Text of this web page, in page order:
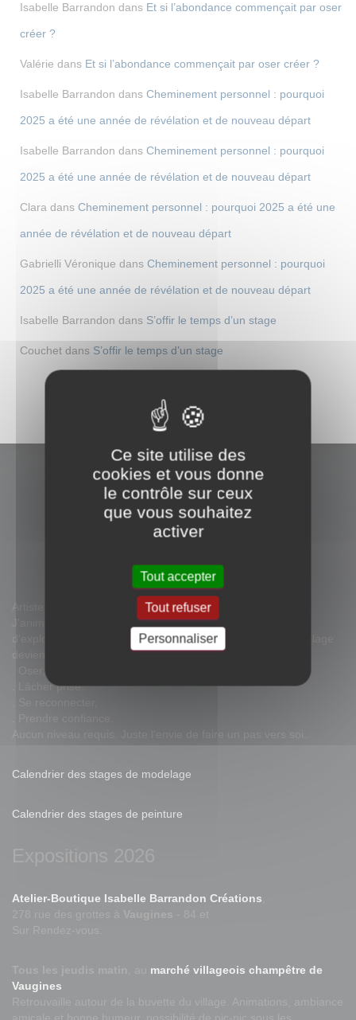
Isabelle Barrandon dans Et si l’abondance commençait par oser
créer ?
Valérie dans Et si l’abondance commençait par oser créer ?
Isabelle Barrandon dans Cheminement personnel : pourquoi
2025 a été une année de révélation et de nouveau départ
Isabelle Barrandon dans Cheminement personnel : pourquoi
2025 a été une année de révélation et de nouveau départ
Clara dans Cheminement personnel : pourquoi 2025 a été une
année de révélation et de nouveau départ
Gabrielli Véronique dans Cheminement personnel : pourquoi
2025 a été une année de révélation et de nouveau départ
Isabelle Barrandon dans S’offir le temps d’un stage
Couchet dans S’offir le temps d’un stage
Artiste peintre sculpteur dans le Luberon.
J'anime des stages toute l'année. Ce sont des espaces
d'exploration artistique et intérieure. La peinture ou le modelage
deviennent des outils pour :
. Lâcher prise,
Calendrier des stages de modelage
Calendrier des stages de peinture
Atelier-Boutique Isabelle Barrandon Créations
marché villageois champêtre de
Vaugines
Ce site utilise des
cookies et vous donne
le contrôle sur ceux
que vous souhaitez
activer
Tout accepter
Tout refuser
Personnaliser